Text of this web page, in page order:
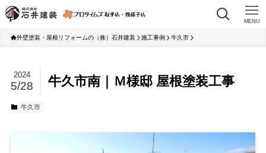
MENU
外壁塗装・屋根リフォームの（株）石井建装 施工事例 牛久市
牛久市南｜Ｍ様邸 屋根塗装工事
2024
5/28
牛久市